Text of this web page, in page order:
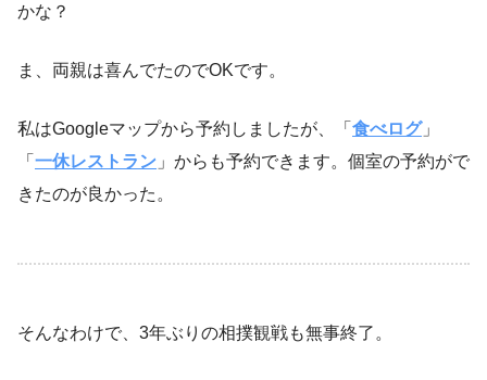
かな？
ま、両親は喜んでたのでOKです。
私はGoogleマップから予約しましたが、「 食べログ」
「 一休レストラン 」からも予約できます。個室の予約がで
きたのが良かった。
そんなわけで、3年ぶりの相撲観戦も無事終了。